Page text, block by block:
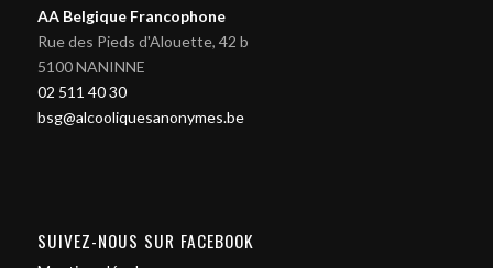
AA Belgique Francophone
Rue des Pieds d'Alouette, 42 b
5100 NANINNE
02 511 40 30
bsg@alcooliquesanonymes.be
SUIVEZ-NOUS SUR FACEBOOK